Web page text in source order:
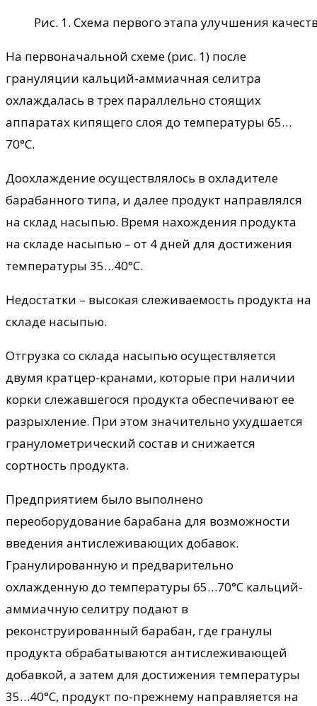
Рис. 1. Схема первого этапа улучшения
На первоначальной схеме (рис. 1) после
грануляции кальций-аммиачная селитра
охлаждалась в трех параллельно стоящих
аппаратах кипящего слоя до температуры 65…
70°С.
Доохлаждение осуществлялось в охладителе
барабанного типа, и далее продукт направлялся
на склад насыпью. Время нахождения продукта
на складе насыпью – от 4 дней для достижения
температуры 35…40°С.
Недостатки – высокая слеживаемость продукта на
складе насыпью.
Отгрузка со склада насыпью осуществляется
двумя кратцер-кранами, которые при наличии
корки слежавшегося продукта обеспечивают ее
разрыхление. При этом значительно ухудшается
гранулометрический состав и снижается
сортность продукта.
Предприятием было выполнено
переоборудование барабана для возможности
введения антислеживающих добавок.
Гранулированную и предварительно
охлажденную до температуры 65…70°С кальций-
аммиачную селитру подают в
реконструированный барабан, где гранулы
продукта обрабатываются антислеживающей
добавкой, а затем для достижения температуры
35…40°С, продукт по-прежнему направляется на